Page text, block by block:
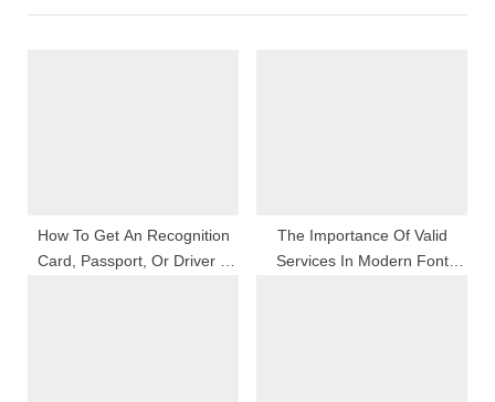
uP
How To Get An Recognition
Card, Passport, Or Driver S
The Importance Of Valid
Services In Modern Font